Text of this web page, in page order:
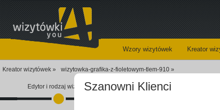
Wzory wizytówek Kreator
Kreator wizytówek » wizytowka-grafika-z-fioletowym-tlem-910 »
Edytor i rodzaj wizytówkiSzanowni Klienci